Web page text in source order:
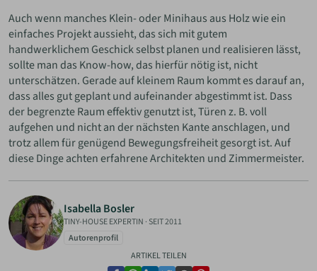
Auch wenn manches Klein- oder Minihaus aus Holz wie ein
einfaches Projekt aussieht, das sich mit gutem
handwerklichem Geschick selbst planen und realisieren lässt,
sollte man das Know-how, das hierfür nötig ist, nicht
unterschätzen. Gerade auf kleinem Raum kommt es darauf an,
dass alles gut geplant und aufeinander abgestimmt ist. Dass
der begrenzte Raum effektiv genutzt ist, Türen z. B. voll
aufgehen und nicht an der nächsten Kante anschlagen, und
trotz allem für genügend Bewegungsfreiheit gesorgt ist. Auf
diese Dinge achten erfahrene Architekten und Zimmermeister.
Isabella Bosler
TINY-HOUSE EXPERTIN · SEIT 2011
Autorenprofil
ARTIKEL TEILEN